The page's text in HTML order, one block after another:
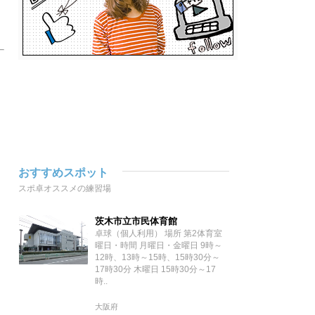
おすすめスポット
スポ卓オススメの練習場
茨木市立市民体育館
卓球（個人利用） 場所 第2体育室
曜日・時間 月曜日・金曜日 9時～
12時、13時～15時、15時30分～
17時30分 木曜日 15時30分～17
時..
大阪府